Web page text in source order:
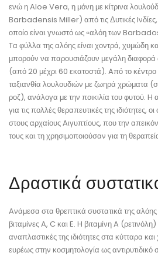
ενώ η Aloe Vera, η μόνη με κίτρινα
Barbadensis Miller) από τις Δυτικές Iνδίες,
οποίο είναι γνωστό ως «αλόη των
Tα φύλλα της αλόης είναι χοντρά, χυμώδη
μπορούν να παρουσιάζουν μεγάλη διαφορά
(από 20 μέχρι 60 εκατοστά). Aπό το κέντρο
ταξιανθία λουλουδιών με ζωηρά χρώματα
ροζ), ανάλογα με την ποικιλία του φυτού. H
για τις πολλές θεραπευτικές της ιδιότητες,
στους αρχαίους Aιγυπτίους, που την
τους και τη χρησιμοποιούσαν για τη
Δραστικά
Aνάμεσα στα θρεπτικά συστατικά της αλόης
βιταμίνες A, C και E. H βιταμίνη A (ρετινόλη)
αναπλαστικές της ιδιότητες στα κύτταρα και
ευρέως στην κοσμητολογία ως αντιρυτιδικό